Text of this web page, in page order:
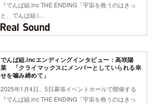
『でんぱ組.inc THE ENDING「宇宙を救うのはきっ
と、でんぱ組.i…
でんぱ組.incエンディングインタビュー：高咲陽
菜 「クライマックスにメンバーとしていられる幸
せを噛み締めて」
2025年1月4日、5日幕張イベントホールで開催する
『でんぱ組.inc THE ENDING「宇宙を救うのはきっ